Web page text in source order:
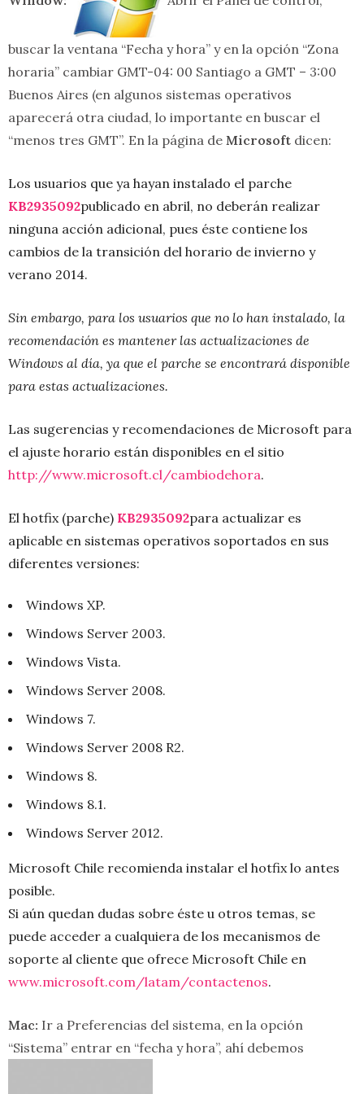
buscar la ventana “Fecha y hora” y en la opción “Zona
horaria” cambiar GMT-04: 00 Santiago a GMT – 3:00
Buenos Aires (en algunos sistemas operativos
aparecerá otra ciudad, lo importante en buscar el
“menos tres GMT”. En la página de Microsoft dicen:
Los usuarios que ya hayan instalado el parche
KB2935092publicado en abril, no deberán realizar
ninguna acción adicional, pues éste contiene los
cambios de la transición del horario de invierno y
verano 2014.
Sin embargo, para los usuarios que no lo han instalado, la
recomendación es mantener las actualizaciones de
Windows al día, ya que el parche se encontrará disponible
para estas actualizaciones.
Las sugerencias y recomendaciones de Microsoft para
el ajuste horario están disponibles en el sitio
http://www.microsoft.cl/cambiodehora.
El hotfix (parche) KB2935092para actualizar es
aplicable en sistemas operativos soportados en sus
diferentes versiones:
Windows XP.
Windows Server 2003.
Windows Vista.
Windows Server 2008.
Windows 7.
Windows Server 2008 R2.
Windows 8.
Windows 8.1.
Windows Server 2012.
Microsoft Chile recomienda instalar el hotfix lo antes
posible.
Si aún quedan dudas sobre éste u otros temas, se
puede acceder a cualquiera de los mecanismos de
soporte al cliente que ofrece Microsoft Chile en
www.microsoft.com/latam/contactenos.
Mac: Ir a Preferencias del sistema, en la opción
“Sistema” entrar en “fecha y hora”, ahí debemos